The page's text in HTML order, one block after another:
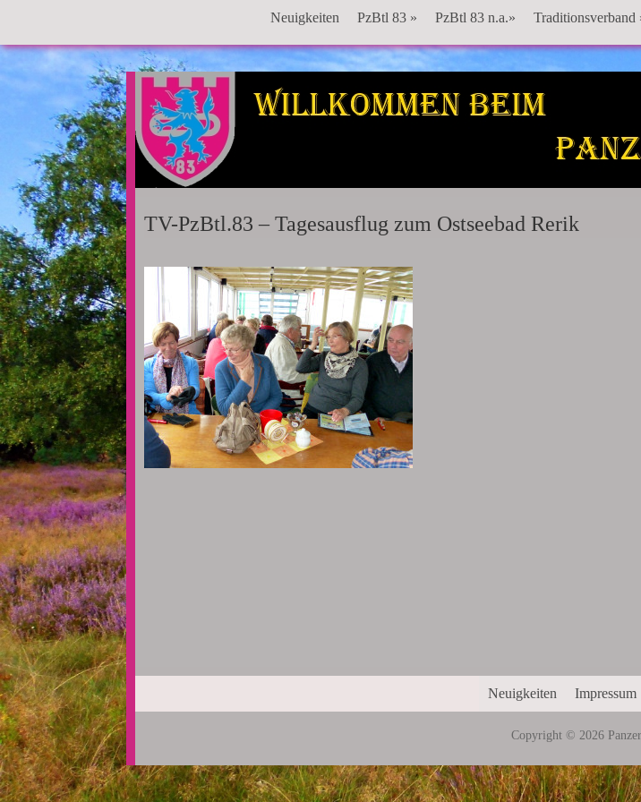
Neuigkeiten PzBtl 83 » PzBtl 83 n.a.» Traditionsverband
TV-PzBtl.83 – Tagesausflug zum Ostseebad Rerik
Neuigkeiten Impressum
Copyright © 2026